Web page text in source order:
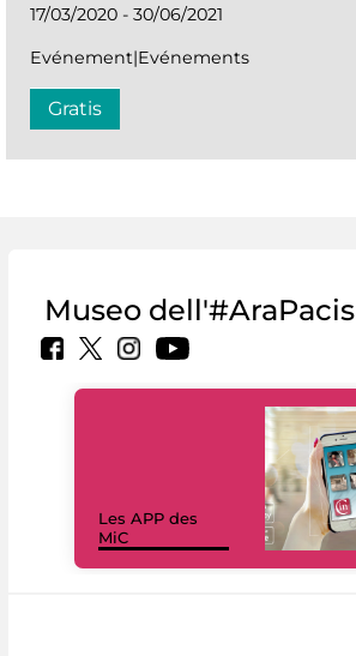
17/03/2020 - 30/06/2021
Evénement|Evénements
Gratis
Museo dell'#AraPacis
Les APP des
MiC